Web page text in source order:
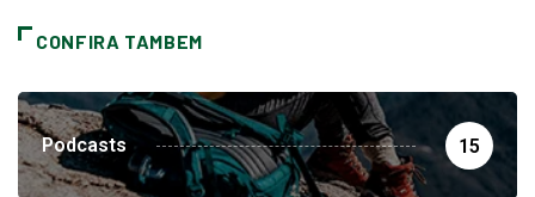
CONFIRA TAMBEM
Podcasts 15